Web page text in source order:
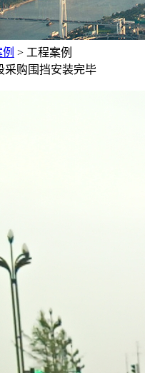
> 工程案例
采购围挡安装完毕